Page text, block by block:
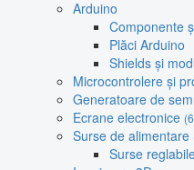
Arduino
Componente
Plăci Arduino
Shields și
Microcontrolere și
Generatoare de
Ecrane electronice
Surse de alimentare
Surse